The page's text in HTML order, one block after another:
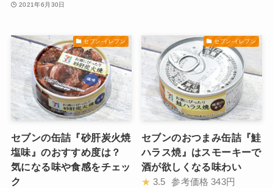
2021年6月30日
セブン-イレブン
セブンの缶詰『砂肝炭火焼
塩味』のおすすめ度は？
気になる味や食感をチェッ
ク
セブン-イレブン
セブンのおつまみ缶詰『鮭
ハラス焼』はスモーキーで
酒が欲しくなる味わい
★ 3.5 参考価格 343円